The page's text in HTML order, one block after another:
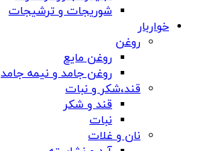
شوریجات و ترشیجات
خواربار
روغن
روغن مایع
روغن جامد و نیمه جامد
قند،شکر و نبات
قند و شکر
نبات
نان و غلات